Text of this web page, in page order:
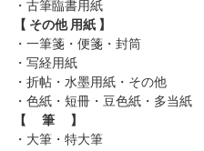
・古筆臨書用紙
【 その他 用紙 】
・一筆箋・便箋・封筒
・写経用紙
・折帖・水墨用紙・その他
・色紙・短冊・豆色紙・多当紙
【 筆 】
・大筆・特大筆